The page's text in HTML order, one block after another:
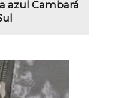
azul Cambará